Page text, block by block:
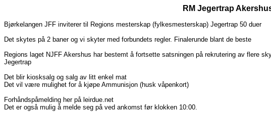
RM Jegertrap
Bjørkelangen JFF inviterer til Regions mesterskap (fylkesmesterskap) Jegertrap 50 duer
Det skytes på 2 baner og vi skyter med forbundets regler. Finalerunde blant de beste
Regions laget NJFF Akershus har bestemt å fortsette satsningen på rekrutering av flere
Jegertrap
Det blir kiosksalg og salg av litt enkel mat
Det vil være mulighet for å kjøpe Ammunisjon (husk våpenkort)
Forhåndspåmelding her på leirdue.net
Det er også mulig å melde seg på ved ankomst før klokken 10:00.